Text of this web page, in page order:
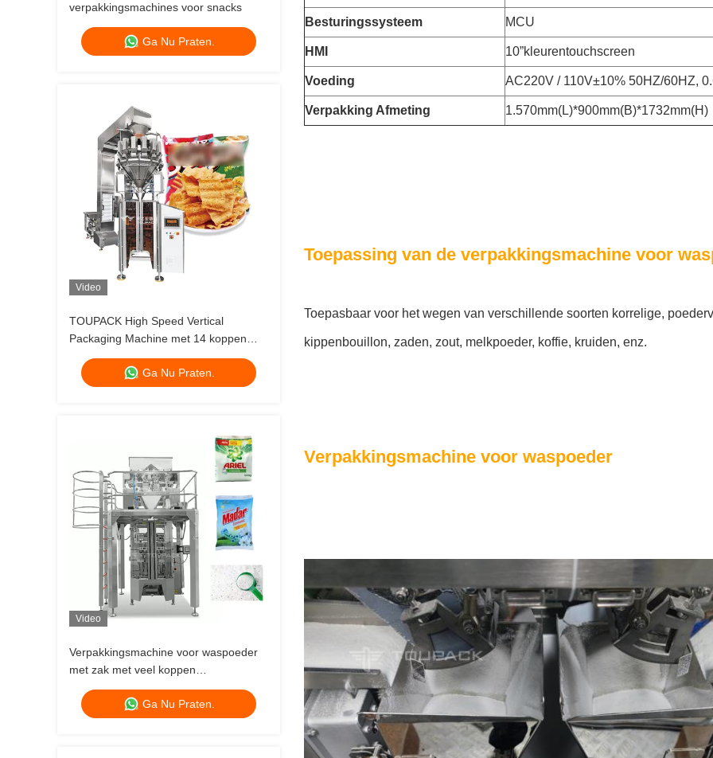
verpakkingsmachines voor snacks
Ga Nu Praten.
Video
TOUPACK High Speed Vertical
Packaging Machine met 14 koppen
Multihead Gewicht tot 200 zakken/min
Ga Nu Praten.
Video
Verpakkingsmachine voor waspoeder
met zak met veel koppen
Weegmachine voor het vullen van
poederzakken met wasmiddel
Ga Nu Praten.
Besturingssysteem MCU
HMI 10”kleurentouchscreen
Voeding AC220V / 110V±10% 50HZ/60HZ,
Verpakking Afmeting 1.570mm(L)*900mm(B)*1732mm(H)
Toepassing van de verpakkingsmachine voor
Toepasbaar voor het wegen van verschillende soorten korrelige,
kippenbouillon, zaden, zout, melkpoeder, koffie, kruiden, enz.
Verpakkingsmachine voor waspoeder